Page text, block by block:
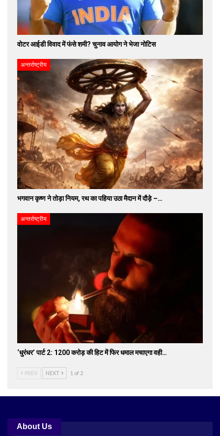
वोटर आईडी विवाद में फंसे शमी? चुनाव आयोग ने भेजा नोटिस
अन्तर्राष्ट्रीय
भगवान कृष्ण ने तोड़ा नियम, रथ का पहिया उठा मैदान में दौड़े –…
अन्तर्राष्ट्रीय
‘धुरंधर’ पार्ट 2: 1200 करोड़ की हिट में फिर धमाल मचाएगा वही…
PREV NEXT 1 of 2
About Us